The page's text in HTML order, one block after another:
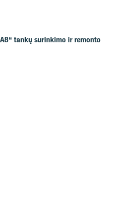
tankų surinkimo ir remonto